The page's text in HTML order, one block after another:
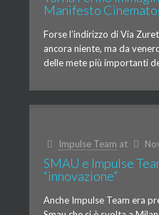
Manifesto
Forse l’indirizzo di Via
ancora niente, ma da
delle mete più importanti
Impulse Team at
SMAU e Impulse
“innovazione”
Anche Impulse Team era